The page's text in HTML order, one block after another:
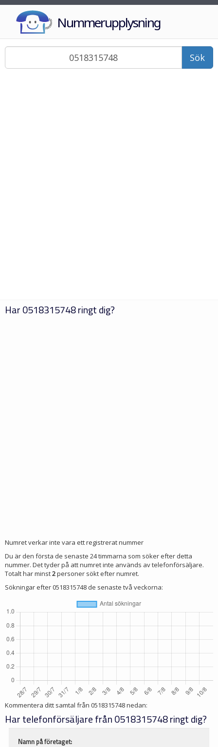
Nummerupplysning
Sök
Har0518315748ringt dig?
Numret verkar inte vara ett registrerat nummer
Du är den första de senaste 24 timmarna som söker efter detta
nummer. Det tyder på att numret inte används av telefonförsäljare.
Totalt har minst2personer sökt efter numret.
Sökningar efter 0518315748 de senaste två veckorna:
Kommentera ditt samtal från 0518315748nedan:
Har telefonförsäljare från 0518315748 ringt dig?
Namn på företaget: